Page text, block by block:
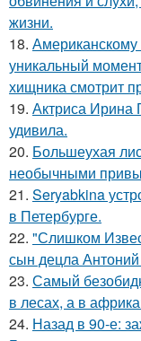
жизни.
18. Американскому
уникальный
хищника смотрит
19. Актриса Ирина
удивила.
20. Большеухая
необычными
21. Seryabkina
в Петербурге.
22. "Слишком
сын децла Антоний
23. Самый
в лесах, а в
24. Назад в 90-е: